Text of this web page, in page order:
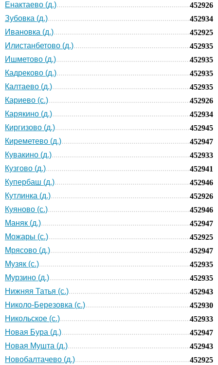
Енактаево (д.)
452926
Зубовка (д.)
452934
Ивановка (д.)
452925
Илистанбетово (д.)
452935
Ишметово (д.)
452935
Кадреково (д.)
452935
Калтаево (д.)
452935
Кариево (с.)
452926
Карякино (д.)
452934
Киргизово (д.)
452945
Киреметево (д.)
452947
Кувакино (д.)
452933
Кузгово (д.)
452941
Купербаш (д.)
452946
Кутлинка (д.)
452926
Куяново (с.)
452946
Маняк (д.)
452947
Можары (с.)
452925
Мрясово (д.)
452947
Музяк (с.)
452935
Мурзино (д.)
452935
Нижняя Татья (с.)
452943
Николо-Березовка (с.)
452930
Никольское (с.)
452933
Новая Бура (д.)
452947
Новая Мушта (д.)
452943
Новобалтачево (д.)
452925